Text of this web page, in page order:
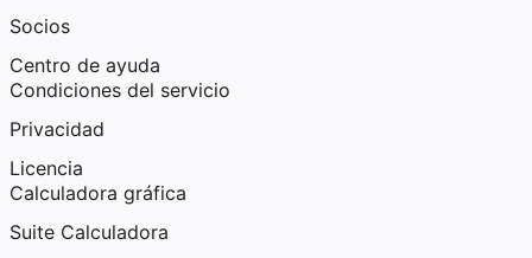
Socios
Centro de ayuda
Condiciones del servicio
Privacidad
Licencia
Calculadora gráfica
Suite Calculadora